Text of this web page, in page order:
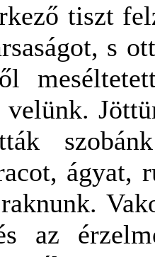
tiszt
s
ágyat,
az